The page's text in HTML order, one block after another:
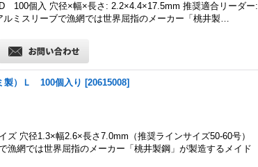
個入 穴径×幅×長さ: 2.2×4.4×17.5mm 推奨適合リーダー:
ルミスリーブで漁網では世界屈指のメーカー「桃井製…
製）Ｌ 100個入り [20615008]
穴径1.3×幅2.6×長さ7.0mm（推奨ラインサイズ50-60号）
漁網では世界屈指のメーカー「桃井製鋼」が製造するメイド